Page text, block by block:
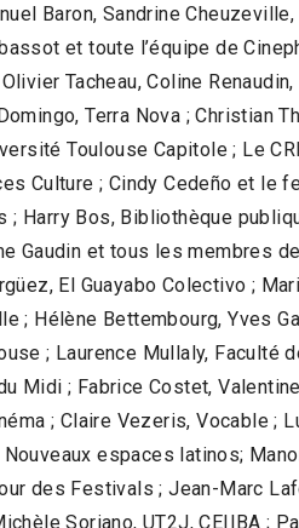
Baron, Sandrine
et toute l’équipe de
Tacheau, Coline
Terra Nova ; Christian
Toulouse Capitole ; Le
Culture ; Cindy Cedeño et le
Harry Bos, Bibliothèque
Gaudin et tous les membres
El Guayabo Colectivo ;
; Hélène Bettembourg, Yves
; Laurence Mullaly,
Midi ; Fabrice Costet,
; Claire Vezeris, Vocable ;
espaces latinos;
des Festivals ; Jean-Marc
Soriano, UT2J, CEIIBA ;